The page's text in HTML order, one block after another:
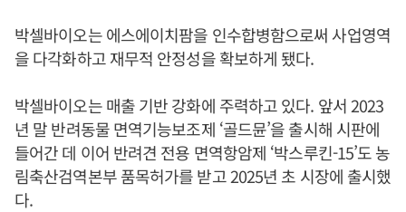
박셀바이오는 에스에이치팜을 인수합병함으로써 사업영역
을 다각화하고 재무적 안정성을 확보하게 됐다.
박셀바이오는 매출 기반 강화에 주력하고 있다. 앞서 2023
년 말 반려동물 면역기능보조제 ‘골드뮨’을 출시해 시판에
들어간 데 이어 반려견 전용 면역항암제 ‘박스루킨-15’도 농
림축산검역본부 품목허가를 받고 2025년 초 시장에 출시했
다.